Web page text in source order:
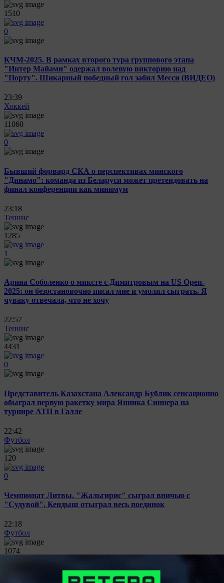
1510
0
КЧМ-2025. В рамках второго тура группового этапа
"Интер Майами" одержал волевую викторию над
"Порту". Шикарный победный гол забил Месси (ВИДЕО)
23:39
Хоккей
11060
0
Бывший форвард СКА о перспективах минского
"Динамо": команда из Беларуси может претендовать на
финал конференции как минимум
23:18
Теннис
1285
1
Арина Соболенко о миксте с Димитровым на US Open-
2025: он безостановочно писал мне и умолял сыграть. Я
чуваку отвечала, что не хочу
22:57
Теннис
4431
0
Представитель Казахстана Александр Бублик сенсационно
обыграл первую ракетку мира Янника Синнера на
турнире АТП в Галле
22:42
Футбол
120
0
Чемпионат Литвы. "Жальгирис" сыграл вничью с
"Судувой", Кендыш отыграл весь поединок
22:18
Футбол
1074